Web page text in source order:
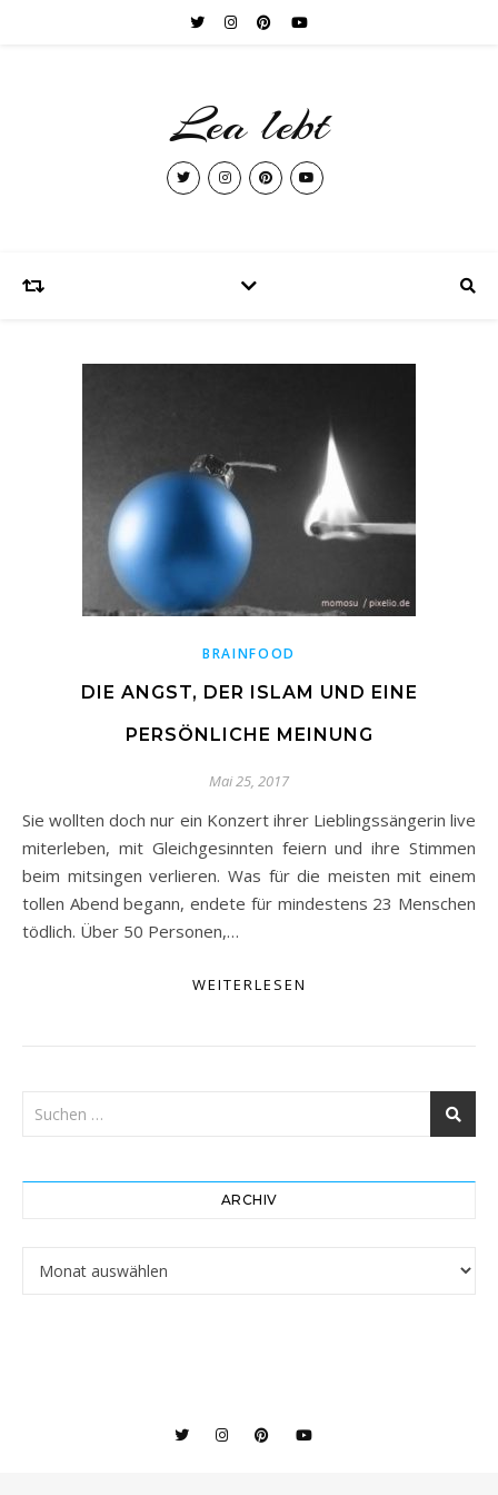
Lea lebt
BRAINFOOD
DIE ANGST, DER ISLAM UND EINE
PERSÖNLICHE MEINUNG
Mai 25, 2017
Sie wollten doch nur ein Konzert ihrer Lieblingssängerin live
miterleben, mit Gleichgesinnten feiern und ihre Stimmen
beim mitsingen verlieren. Was für die meisten mit einem
tollen Abend begann, endete für mindestens 23 Menschen
tödlich. Über 50 Personen,…
WEITERLESEN
ARCHIV